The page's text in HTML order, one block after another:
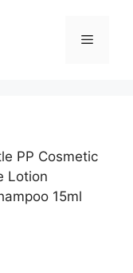
메
PP Cosmetic
Lotion
15ml